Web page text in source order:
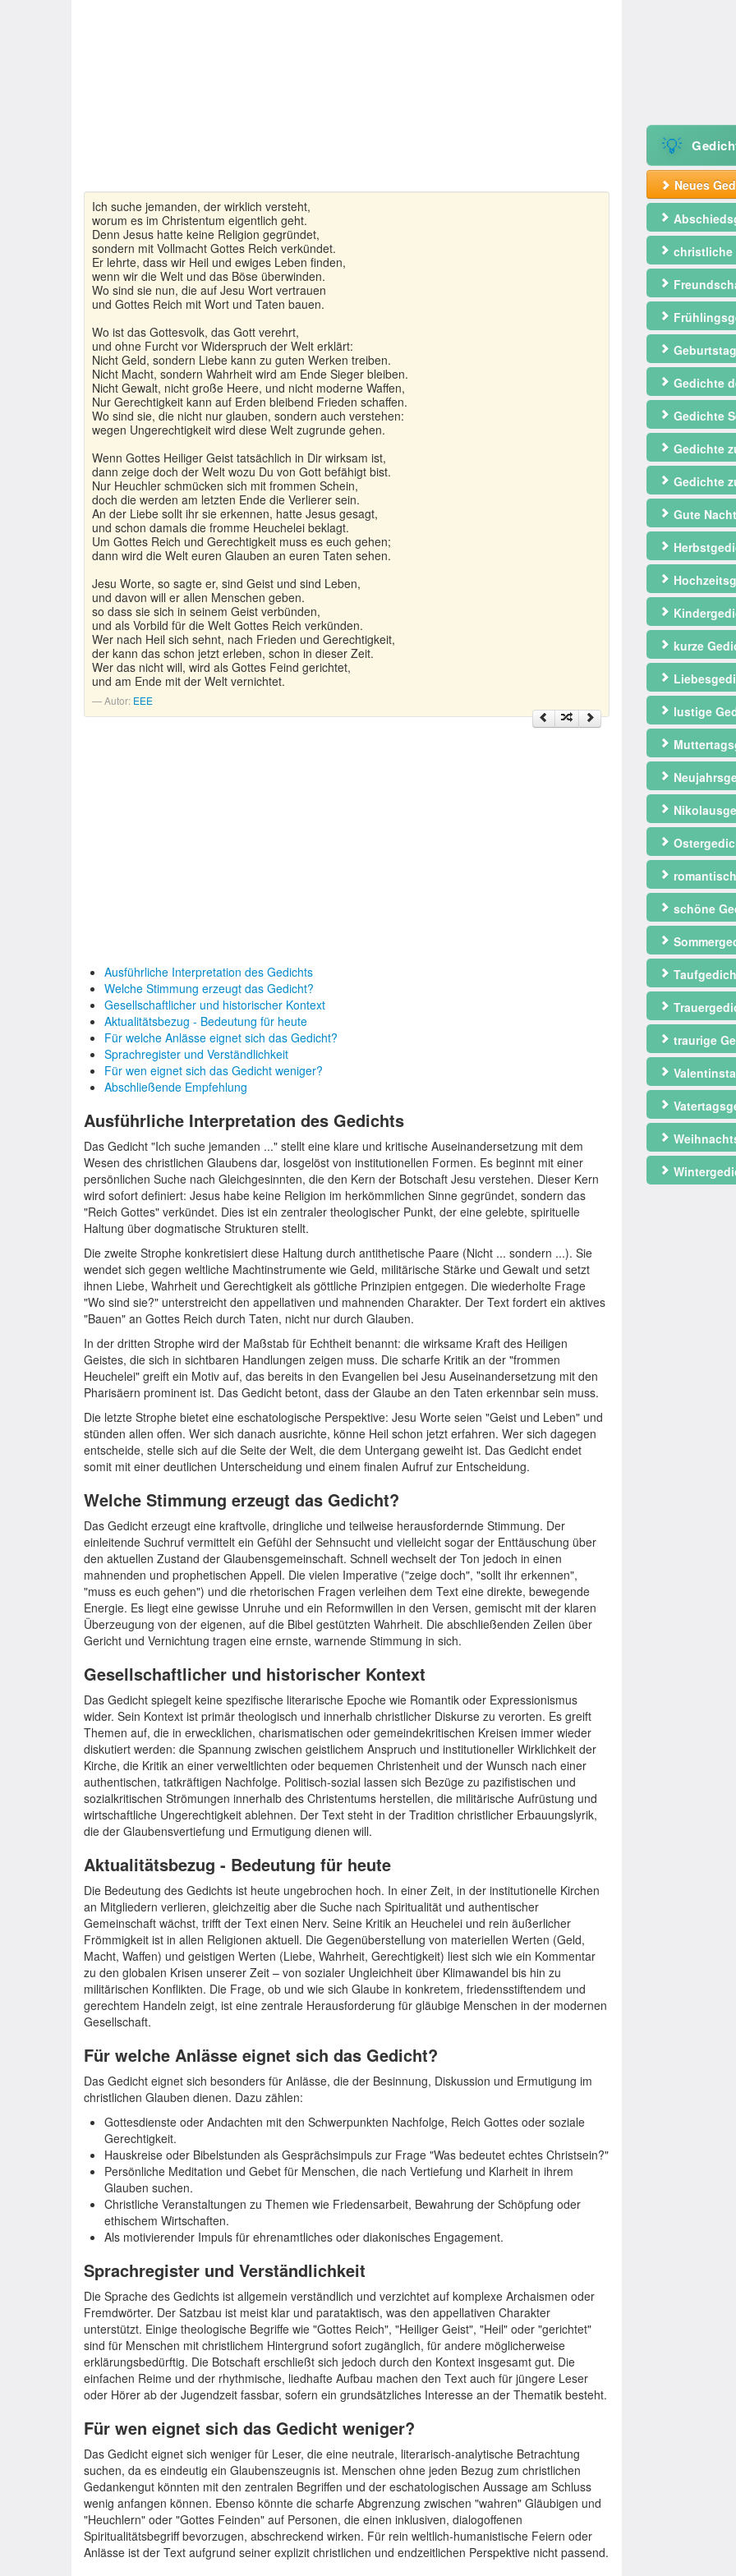
Ich suche jemanden, der wirklich versteht,
worum es im Christentum eigentlich geht.
Denn Jesus hatte keine Religion gegründet,
sondern mit Vollmacht Gottes Reich verkündet.
Er lehrte, dass wir Heil und ewiges Leben finden,
wenn wir die Welt und das Böse überwinden.
Wo sind sie nun, die auf Jesu Wort vertrauen
und Gottes Reich mit Wort und Taten bauen.
Wo ist das Gottesvolk, das Gott verehrt,
und ohne Furcht vor Widerspruch der Welt erklärt:
Nicht Geld, sondern Liebe kann zu guten Werken treiben.
Nicht Macht, sondern Wahrheit wird am Ende Sieger bleiben.
Nicht Gewalt, nicht große Heere, und nicht moderne Waffen,
Nur Gerechtigkeit kann auf Erden bleibend Frieden schaffen.
Wo sind sie, die nicht nur glauben, sondern auch verstehen:
wegen Ungerechtigkeit wird diese Welt zugrunde gehen.
Wenn Gottes Heiliger Geist tatsächlich in Dir wirksam ist,
dann zeige doch der Welt wozu Du von Gott befähigt bist.
Nur Heuchler schmücken sich mit frommen Schein,
doch die werden am letzten Ende die Verlierer sein.
An der Liebe sollt ihr sie erkennen, hatte Jesus gesagt,
und schon damals die fromme Heuchelei beklagt.
Um Gottes Reich und Gerechtigkeit muss es euch gehen;
dann wird die Welt euren Glauben an euren Taten sehen.
Jesu Worte, so sagte er, sind Geist und sind Leben,
und davon will er allen Menschen geben.
so dass sie sich in seinem Geist verbünden,
und als Vorbild für die Welt Gottes Reich verkünden.
Wer nach Heil sich sehnt, nach Frieden und Gerechtigkeit,
der kann das schon jetzt erleben, schon in dieser Zeit.
Wer das nicht will, wird als Gottes Feind gerichtet,
und am Ende mit der Welt vernichtet.
Autor: EEE
Ausführliche Interpretation des Gedichts
Welche Stimmung erzeugt das Gedicht?
Gesellschaftlicher und historischer Kontext
Aktualitätsbezug - Bedeutung für heute
Für welche Anlässe eignet sich das Gedicht?
Sprachregister und Verständlichkeit
Für wen eignet sich das Gedicht weniger?
Abschließende Empfehlung
Ausführliche Interpretation des Gedichts
Das Gedicht "Ich suche jemanden ..." stellt eine klare und kritische Auseinandersetzung mit dem
Wesen des christlichen Glaubens dar, losgelöst von institutionellen Formen. Es beginnt mit einer
persönlichen Suche nach Gleichgesinnten, die den Kern der Botschaft Jesu verstehen. Dieser Kern
wird sofort definiert: Jesus habe keine Religion im herkömmlichen Sinne gegründet, sondern das
"Reich Gottes" verkündet. Dies ist ein zentraler theologischer Punkt, der eine gelebte, spirituelle
Haltung über dogmatische Strukturen stellt.
Die zweite Strophe konkretisiert diese Haltung durch antithetische Paare (Nicht ... sondern ...). Sie
wendet sich gegen weltliche Machtinstrumente wie Geld, militärische Stärke und Gewalt und setzt
ihnen Liebe, Wahrheit und Gerechtigkeit als göttliche Prinzipien entgegen. Die wiederholte Frage
"Wo sind sie?" unterstreicht den appellativen und mahnenden Charakter. Der Text fordert ein aktives
"Bauen" an Gottes Reich durch Taten, nicht nur durch Glauben.
In der dritten Strophe wird der Maßstab für Echtheit benannt: die wirksame Kraft des Heiligen
Geistes, die sich in sichtbaren Handlungen zeigen muss. Die scharfe Kritik an der "frommen
Heuchelei" greift ein Motiv auf, das bereits in den Evangelien bei Jesu Auseinandersetzung mit den
Pharisäern prominent ist. Das Gedicht betont, dass der Glaube an den Taten erkennbar sein muss.
Die letzte Strophe bietet eine eschatologische Perspektive: Jesu Worte seien "Geist und Leben" und
stünden allen offen. Wer sich danach ausrichte, könne Heil schon jetzt erfahren. Wer sich dagegen
entscheide, stelle sich auf die Seite der Welt, die dem Untergang geweiht ist. Das Gedicht endet
somit mit einer deutlichen Unterscheidung und einem finalen Aufruf zur Entscheidung.
Welche Stimmung erzeugt das Gedicht?
Das Gedicht erzeugt eine kraftvolle, dringliche und teilweise herausfordernde Stimmung. Der
einleitende Suchruf vermittelt ein Gefühl der Sehnsucht und vielleicht sogar der Enttäuschung über
den aktuellen Zustand der Glaubensgemeinschaft. Schnell wechselt der Ton jedoch in einen
mahnenden und prophetischen Appell. Die vielen Imperative ("zeige doch", "sollt ihr erkennen",
"muss es euch gehen") und die rhetorischen Fragen verleihen dem Text eine direkte, bewegende
Energie. Es liegt eine gewisse Unruhe und ein Reformwillen in den Versen, gemischt mit der klaren
Überzeugung von der eigenen, auf die Bibel gestützten Wahrheit. Die abschließenden Zeilen über
Gericht und Vernichtung tragen eine ernste, warnende Stimmung in sich.
Gesellschaftlicher und historischer Kontext
Das Gedicht spiegelt keine spezifische literarische Epoche wie Romantik oder Expressionismus
wider. Sein Kontext ist primär theologisch und innerhalb christlicher Diskurse zu verorten. Es greift
Themen auf, die in erwecklichen, charismatischen oder gemeindekritischen Kreisen immer wieder
diskutiert werden: die Spannung zwischen geistlichem Anspruch und institutioneller Wirklichkeit der
Kirche, die Kritik an einer verweltlichten oder bequemen Christenheit und der Wunsch nach einer
authentischen, tatkräftigen Nachfolge. Politisch-sozial lassen sich Bezüge zu pazifistischen und
sozialkritischen Strömungen innerhalb des Christentums herstellen, die militärische Aufrüstung und
wirtschaftliche Ungerechtigkeit ablehnen. Der Text steht in der Tradition christlicher Erbauungslyrik,
die der Glaubensvertiefung und Ermutigung dienen will.
Aktualitätsbezug - Bedeutung für heute
Die Bedeutung des Gedichts ist heute ungebrochen hoch. In einer Zeit, in der institutionelle Kirchen
an Mitgliedern verlieren, gleichzeitig aber die Suche nach Spiritualität und authentischer
Gemeinschaft wächst, trifft der Text einen Nerv. Seine Kritik an Heuchelei und rein äußerlicher
Frömmigkeit ist in allen Religionen aktuell. Die Gegenüberstellung von materiellen Werten (Geld,
Macht, Waffen) und geistigen Werten (Liebe, Wahrheit, Gerechtigkeit) liest sich wie ein Kommentar
zu den globalen Krisen unserer Zeit – von sozialer Ungleichheit über Klimawandel bis hin zu
militärischen Konflikten. Die Frage, ob und wie sich Glaube in konkretem, friedensstiftendem und
gerechtem Handeln zeigt, ist eine zentrale Herausforderung für gläubige Menschen in der modernen
Gesellschaft.
Für welche Anlässe eignet sich das Gedicht?
Das Gedicht eignet sich besonders für Anlässe, die der Besinnung, Diskussion und Ermutigung im
christlichen Glauben dienen. Dazu zählen:
Gottesdienste oder Andachten mit den Schwerpunkten Nachfolge, Reich Gottes oder soziale
Gerechtigkeit.
Hauskreise oder Bibelstunden als Gesprächsimpuls zur Frage "Was bedeutet echtes Christsein?"
Persönliche Meditation und Gebet für Menschen, die nach Vertiefung und Klarheit in ihrem
Glauben suchen.
Christliche Veranstaltungen zu Themen wie Friedensarbeit, Bewahrung der Schöpfung oder
ethischem Wirtschaften.
Als motivierender Impuls für ehrenamtliches oder diakonisches Engagement.
Sprachregister und Verständlichkeit
Die Sprache des Gedichts ist allgemein verständlich und verzichtet auf komplexe Archaismen oder
Fremdwörter. Der Satzbau ist meist klar und parataktisch, was den appellativen Charakter
unterstützt. Einige theologische Begriffe wie "Gottes Reich", "Heiliger Geist", "Heil" oder "gerichtet"
sind für Menschen mit christlichem Hintergrund sofort zugänglich, für andere möglicherweise
erklärungsbedürftig. Die Botschaft erschließt sich jedoch durch den Kontext insgesamt gut. Die
einfachen Reime und der rhythmische, liedhafte Aufbau machen den Text auch für jüngere Leser
oder Hörer ab der Jugendzeit fassbar, sofern ein grundsätzliches Interesse an der Thematik besteht.
Für wen eignet sich das Gedicht weniger?
Das Gedicht eignet sich weniger für Leser, die eine neutrale, literarisch-analytische Betrachtung
suchen, da es eindeutig ein Glaubenszeugnis ist. Menschen ohne jeden Bezug zum christlichen
Gedankengut könnten mit den zentralen Begriffen und der eschatologischen Aussage am Schluss
wenig anfangen können. Ebenso könnte die scharfe Abgrenzung zwischen "wahren" Gläubigen und
"Heuchlern" oder "Gottes Feinden" auf Personen, die einen inklusiven, dialogoffenen
Spiritualitätsbegriff bevorzugen, abschreckend wirken. Für rein weltlich-humanistische Feiern oder
Anlässe ist der Text aufgrund seiner explizit christlichen und endzeitlichen Perspektive nicht passend.
💡
Neues
christliche
Gedichte
Gedichte
Gedichte
Gedichte
Gute
kurze
lustige
schöne
traurige